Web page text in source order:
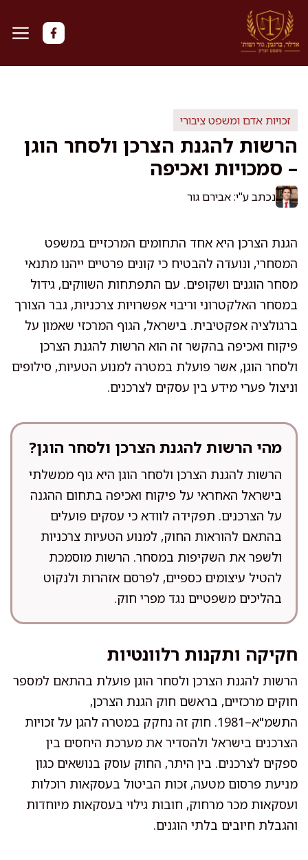
לדלג
לתוכן
זכויות אדם ומשפט ציבורי
הרשות להגנת הצרכן ולסחר הוגן
– סמכויות ואכיפה
נכתב ע"י: אבירם גור
הגנת הצרכן היא אחד התחומים המרכזיים במשפט
המסחרי, ונועדה להבטיח כי קונים פרטיים ייהנו מתנאי
מסחר הוגנים ושקופים. עם התפתחות השווקים, גידול
במסחר האלקטרוני וריבוי אפשרויות צרכניות, גבר הצורך
ברגולציה אפקטיבית. בישראל, הגוף המרכזי שאמון על
פיקוח ואכיפה בהקשר זה הוא הרשות להגנת הצרכן
ולסחר הוגן, אשר פועלת במטרה למנוע הטעיות, סילופים
וניצול פערי מידע בין עסקים לצרכנים.
מהי הרשות להגנת הצרכן ולסחר הוגן?
הרשות להגנת הצרכן ולסחר הוגן היא גוף ממשלתי
בישראל האחראי על פיקוח ואכיפה בתחום ההגנה
על הצרכנים. תפקידה לוודא כי עסקים פועלים
בהתאם להוראות החוק, למנוע הטעיות צרכניות
ולשפר את השקיפות במסחר. הרשות מוסמכת
להטיל עיצומים כספיים, לפרסם אזהרות ולנקוט
בהליכים משפטיים נגד מפרי חוק.
חקיקה ותקנות רלוונטיות
הרשות להגנת הצרכן ולסחר הוגן פועלת בהתאם למספר
חוקים מרכזיים, בראשם חוק הגנת הצרכן,
התשמ"א–1981. חוק זה נחקק במטרה להגן על זכויות
הצרכנים בישראל ולהסדיר את מערכת היחסים בין
ספקים לצרכנים. בין היתר, החוק עוסק בנושאים כגון
מניעת פרסום מטעה, זכות הביטול בעסקאות רוכלות
ועסקאות מכר מרחוק, חובות גילוי בעסקאות מיוחדות
והגבלת חיובים בלתי הוגנים.